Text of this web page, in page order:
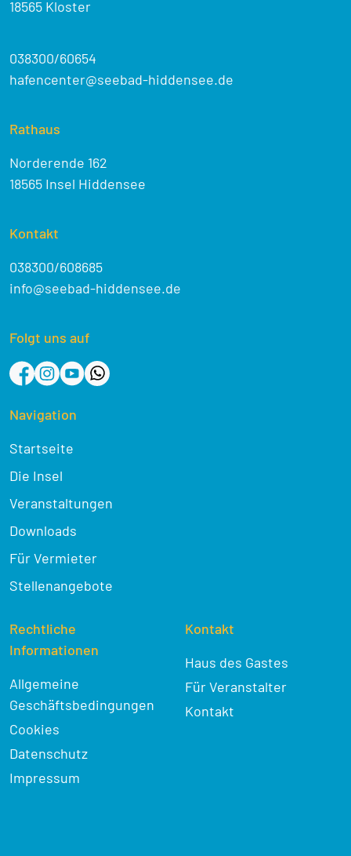
18565 Kloster
038300/60654
hafencenter@seebad-hiddensee.de
Rathaus
Norderende 162
18565 Insel Hiddensee
Kontakt
038300/608685
info@seebad-hiddensee.de
Folgt uns auf
Navigation
Startseite
Die Insel
Veranstaltungen
Downloads
Für Vermieter
Stellenangebote
Rechtliche
Informationen
Allgemeine
Geschäftsbedingungen
Cookies
Datenschutz
Impressum
Kontakt
Haus des Gastes
Für Veranstalter
Kontakt